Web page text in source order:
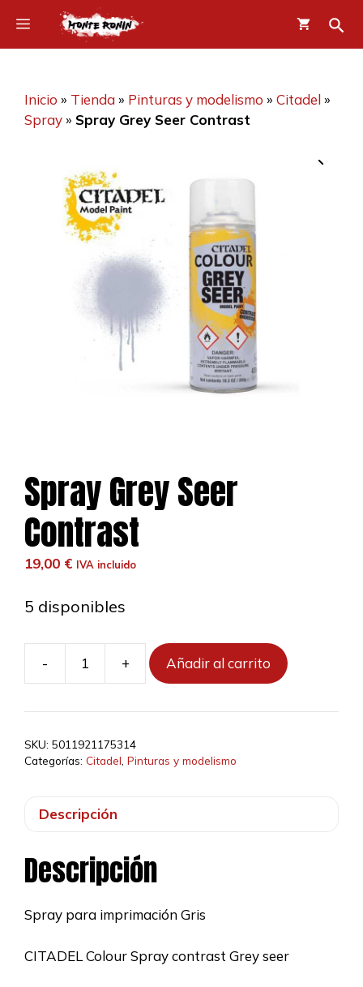
contenido
Menú
Inicio » Tienda» Pinturas y modelismo » Citadel»
Spray» Spray Grey Seer Contrast
Spray Grey Seer
Contrast
19,00 € IVA incluido
5 disponibles
-
Spray
Seer
+ Añadir al carrito
SKU: 5011921175314
Categorías: Citadel Pinturas y modelismo
Descripción
Descripción
Spray para imprimación Gris
CITADEL Colour Spray contrast Grey seer